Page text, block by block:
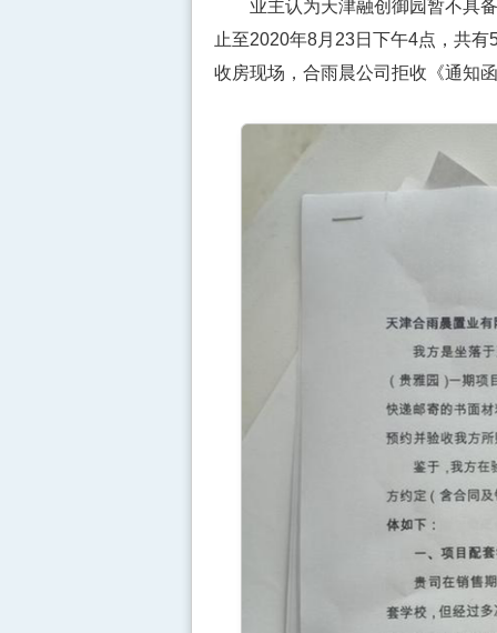
业主认为天津融创御园暂不具备
止至2020年8月23日下午4点，共
收房现场，合雨晨公司拒收《通知